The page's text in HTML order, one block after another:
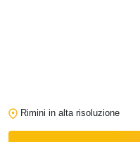
Rimini in alta risoluzione